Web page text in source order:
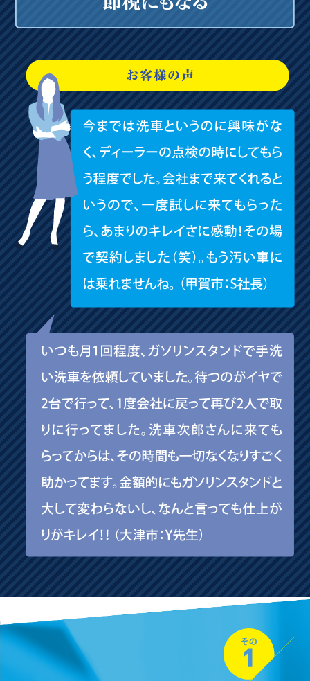
洗車次郎５号が完成しました🍀
引っ張りだこの🐙がラッピングされている新デザインで
す🌈